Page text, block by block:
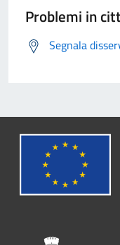
Problemi in
Segnala